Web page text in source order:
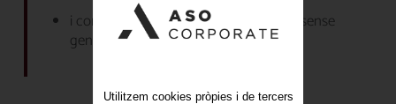
i com blindar la continuïtat del negoci sense
generar un cost fiscal innecessari.
Utilitzem cookies pròpies i de tercers